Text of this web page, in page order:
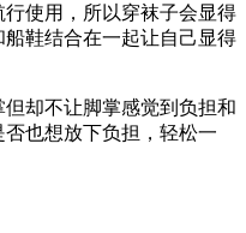
使用，所以穿袜子会显得
鞋结合在一起让自己显得
却不让脚掌感觉到负担和
也想放下负担，轻松一